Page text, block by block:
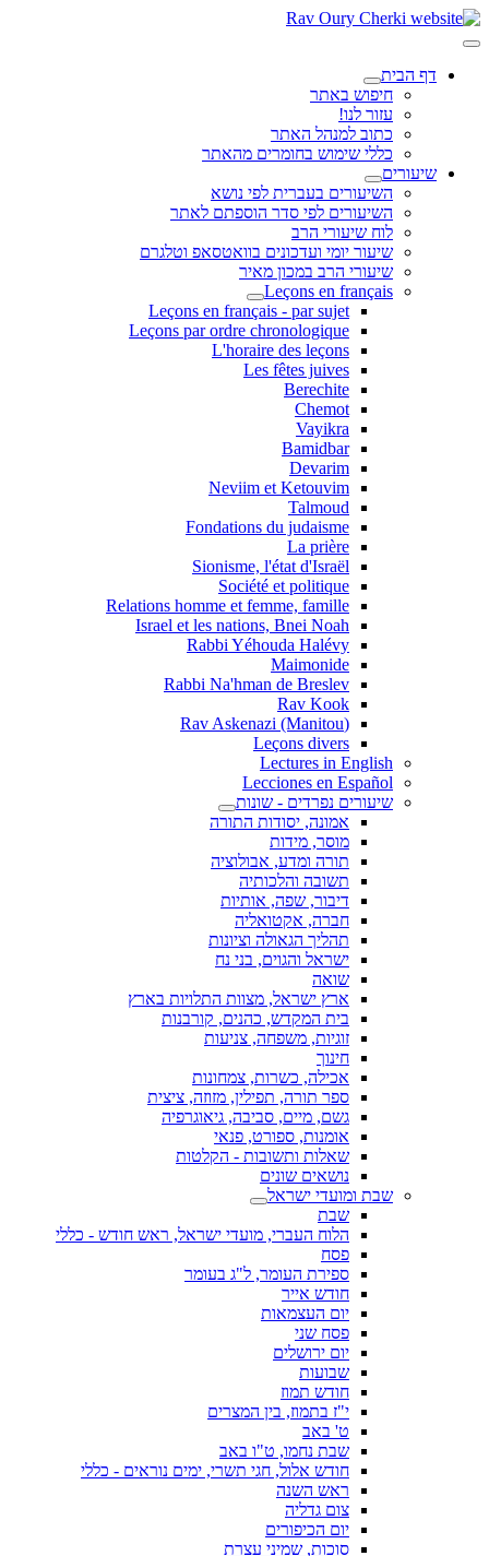
דף הבית
חיפוש באתר
עזור לנו!
כתוב למנהל האתר
כללי שימוש בחומרים מהאתר
שיעורים
השיעורים בעברית לפי נושא
השיעורים לפי סדר הוספתם לאתר
לוח שיעורי הרב
שיעור יומי ועדכונים בוואטסאפ וטלגרם
שיעורי הרב במכון מאיר
Leçons en français
Leçons en français - par sujet
Leçons par ordre chronologique
L'horaire des leçons
Les fêtes juives
Berechite
Chemot
Vayikra
Bamidbar
Devarim
Neviim et Ketouvim
Talmoud
Fondations du judaisme
La prière
Sionisme, l'état d'Israël
Société et politique
Relations homme et femme, famille
Israel et les nations, Bnei Noah
Rabbi Yéhouda Halévy
Maimonide
Rabbi Na'hman de Breslev
Rav Kook
(Rav Askenazi (Manitou
Leçons divers
Lectures in English
Lecciones en Español
שיעורים נפרדים - שונות
אמונה, יסודות התורה
מוסר, מידות
תורה ומדע, אבולוציה
תשובה והלכותיה
דיבור, שפה, אותיות
חברה, אקטואליה
תהליך הגאולה וציונות
ישראל והגוים, בני נח
שואה
ארץ ישראל, מצוות התלויות בארץ
בית המקדש, כהנים, קורבנות
זוגיות, משפחה, צניעות
חינוך
אכילה, כשרות, צמחונות
ספר תורה, תפילין, מזוזה, ציצית
גשם, מיים, סביבה, גיאוגרפיה
אומנות, ספורט, פנאי
שאלות ותשובות - הקלטות
נושאים שונים
שבת ומועדי ישראל
שבת
הלוח העברי, מועדי ישראל, ראש חודש - כללי
פסח
ספירת העומר, ל"ג בעומר
חודש אייר
יום העצמאות
פסח שני
יום ירושלים
שבועות
חודש תמוז
י"ז בתמוז, בין המצרים
ט' באב
שבת נחמו, ט"ו באב
חודש אלול, חגי תשרי, ימים נוראים - כללי
ראש השנה
צום גדליה
יום הכיפורים
סוכות, שמיני עצרת